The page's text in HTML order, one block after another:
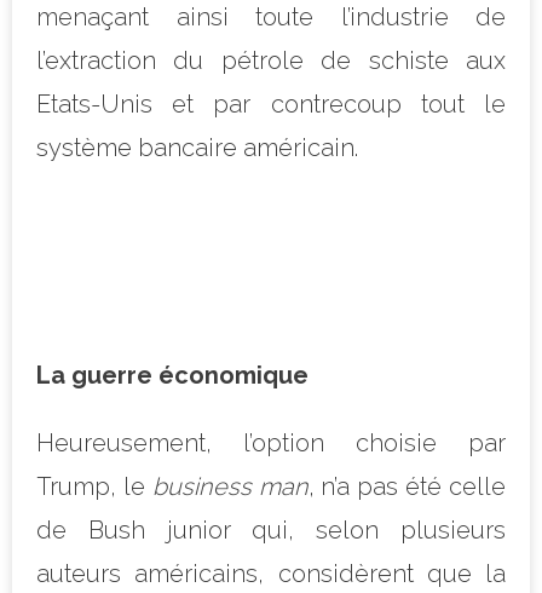
menaçant ainsi toute l’industrie de
l’extraction du pétrole de schiste aux
Etats-Unis et par contrecoup tout le
système bancaire américain.
La guerre économique
Heureusement, l’option choisie par
Trump, le business man, n’a pas été celle
de Bush junior qui, selon plusieurs
auteurs américains, considèrent que la